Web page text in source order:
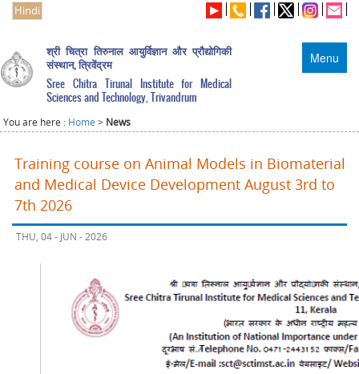
Hindi
Menu
श्री चित्रा तिरुनाल आयुर्विज्ञान और प्रौद्योगिकी
संस्थान, त्रिवेंद्रम
Sree Chitra Tirunal Institute for Medical
Sciences and Technology, Trivandrum
You are here : Home > News
Training course on Animal Models in Biomaterial
and Medical Device Development August 3rd to
7th 2026
THU, 04 - JUN - 2026